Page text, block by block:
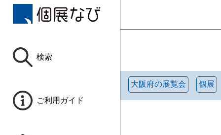
検索
ご利用ガイド
大阪府の展覧会 個展